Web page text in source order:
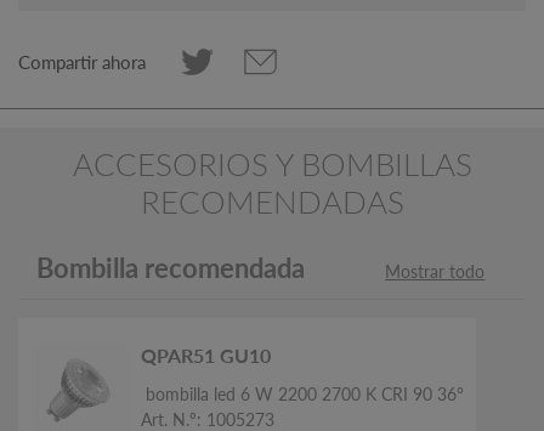
Compartir ahora
ACCESORIOS Y BOMBILLAS
RECOMENDADAS
Bombilla recomendada Mostrar todo
QPAR51 GU10
bombilla led 6 W 2200 2700 K CRI 90 36°
Art. N.º: 1005273